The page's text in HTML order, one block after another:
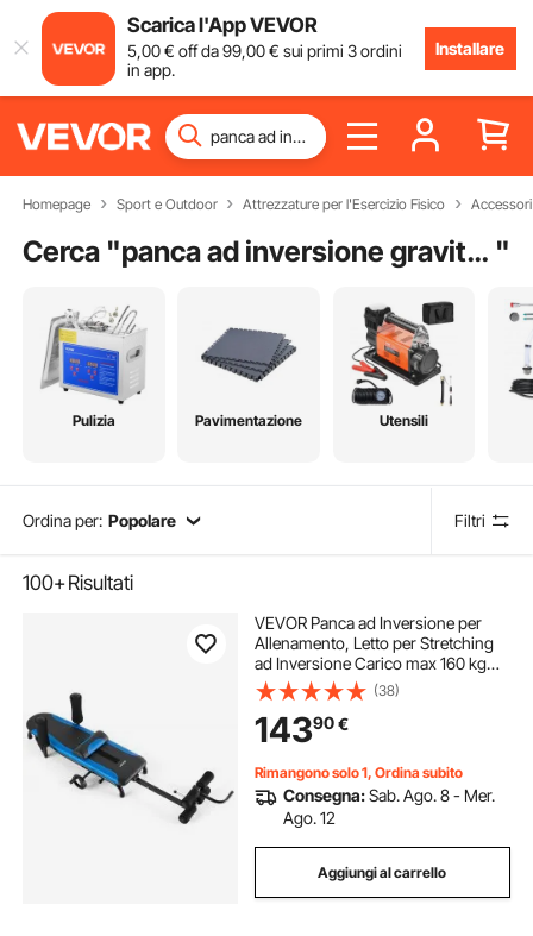
Scarica l'App VEVOR
5,00€ off da99,00€ sui primi 3 ordini
in app.
Installare
Homepage Sport e Outdoor Attrezzature per l'Esercizio Fisico
Cerca " panca ad inversione gravitazionale "
Pulizia Pavimentazione Utensili
Ordina per: Popolare Filtri
100+Risultati
VEVOR Panca ad Inversione per
Allenamento, Letto per Stretching
ad Inversione Carico max 160 kg
Allenatore per Schiena Colonna
Vertebrale Collo, Panca per
Stretching della Schiena, Blu Nero
(38)
14390€
Rimangono solo 1, Ordina subito
Consegna:Sab. Ago. 8 - Mer.
Ago. 12
Aggiungi al carrello